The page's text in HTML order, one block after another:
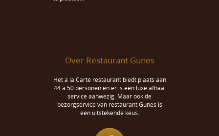
Over Restaurant Gunes
Het a la Carté restaurant biedt plaats aan
44 a 50 personen en er is een luxe afhaal
service aanwezig. Maar ook de
bezorgservice van restaurant Gunes is
een uitstekende keus.